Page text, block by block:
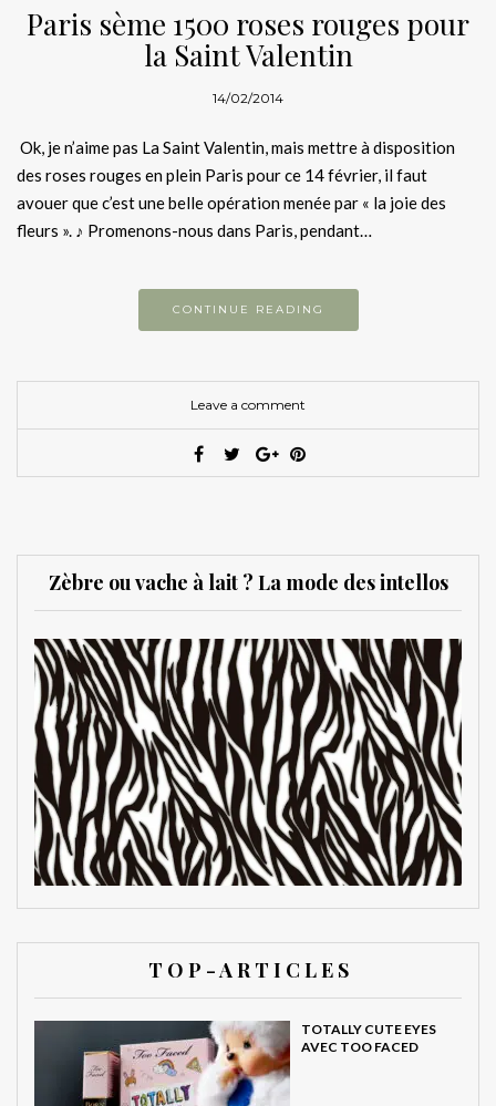
Paris sème 1500 roses rouges pour
la Saint Valentin
14/02/2014
Ok, je n’aime pas La Saint Valentin, mais mettre à disposition
des roses rouges en plein Paris pour ce 14 février, il faut
avouer que c’est une belle opération menée par « la joie des
fleurs ». ♪ Promenons-nous dans Paris, pendant…
CONTINUE READING
Leave a comment
Zèbre ou vache à lait ? La mode des intellos
T O P - A R T I C L E S
TOTALLY CUTE EYES
AVEC TOO FACED